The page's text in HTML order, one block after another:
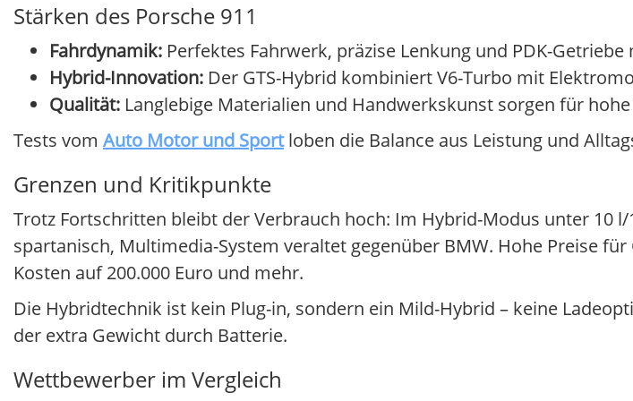
Stärken des Porsche 911
Fahrdynamik: Perfektes Fahrwerk, präzise Lenkung und PDK-
Hybrid-Innovation: Der GTS-Hybrid kombiniert V6-Turbo mit
Qualität: Langlebige Materialien und Handwerkskunst sorgen für
Tests vom Auto Motor und Sportloben die Balance aus Leistung und
Grenzen und Kritikpunkte
Trotz Fortschritten bleibt der Verbrauch hoch: Im Hybrid-Modus unter 10
spartanisch, Multimedia-System veraltet gegenüber BMW. Hohe Preise
Kosten auf 200.000 Euro und mehr.
Die Hybridtechnik ist kein Plug-in, sondern ein Mild-Hybrid – keine
der extra Gewicht durch Batterie.
Wettbewerber im Vergleich